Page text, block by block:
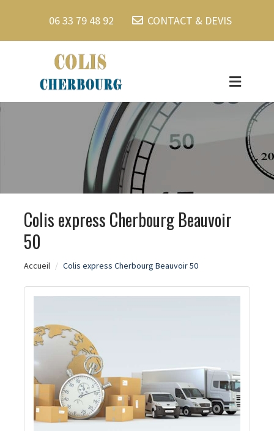
06 33 79 48 92 CONTACT & DEVIS
Colis express Cherbourg Beauvoir
50
Accueil Colis express Cherbourg Beauvoir 50